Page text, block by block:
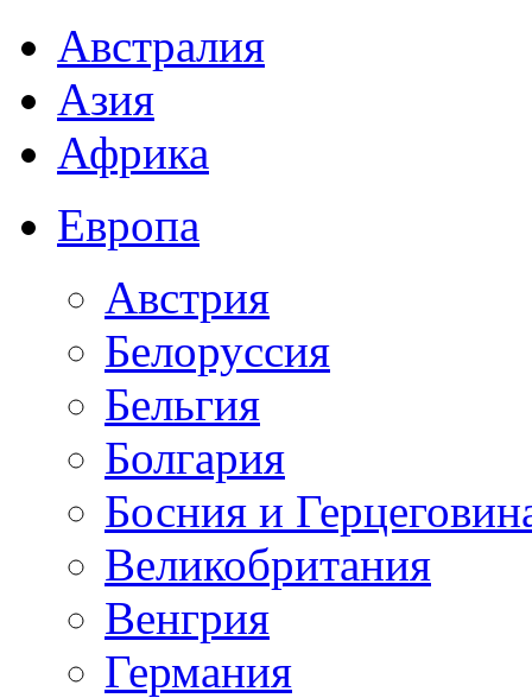
Австралия
Азия
Африка
Европа
Австрия
Белоруссия
Бельгия
Болгария
Босния и
Великобритания
Венгрия
Германия